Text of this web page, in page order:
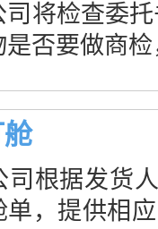
司将检查委
是否要做商
司根据发货
单，提供相